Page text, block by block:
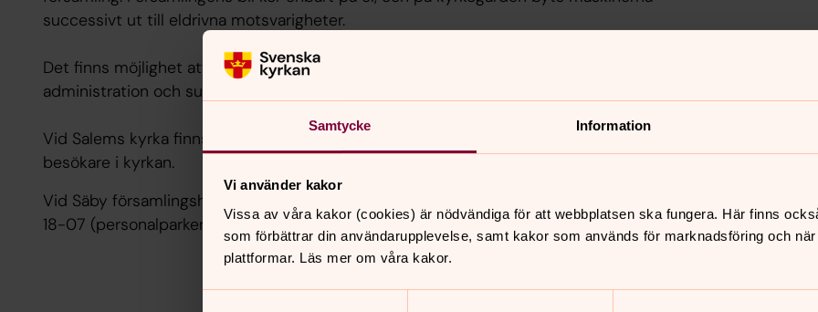
Samtycke Information
Vi använder kakor
Vissa av våra kakor (cookies) är nödvändiga för att webbplatsen ska fungera. Här finns
som förbättrar din användarupplevelse, samt kakor som används för marknadsföring och
plattformar. Läs mer om våra kakor.
successivt ut till eldrivna motsvarigheter.
Det finns möjlighet att ladda bilen vid församlingens båda kyrkor. Priset är 3 kr/kWh, och
administration och support sköts av företaget Eways.
Vid Salems kyrka finns sex laddplatser som är publika och kan användas av våra
besökare i kyrkan.
Vid Säby församlingshem finns fyra platser som är öppna för laddning kväll och natt kl
18-07 (personalparkering dagtid kl 07-18).